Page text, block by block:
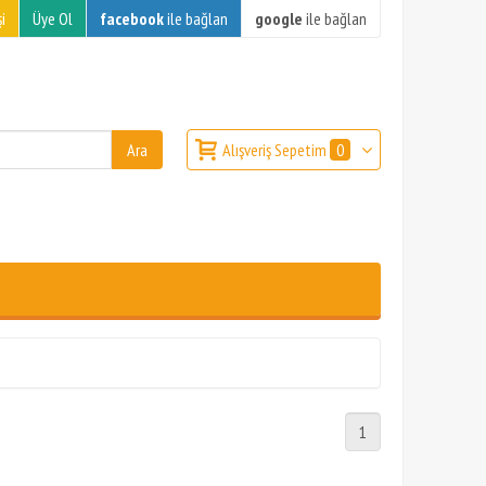
Üye Ol facebookile bağlan google ile bağlan
Alışveriş Sepetim 0
1